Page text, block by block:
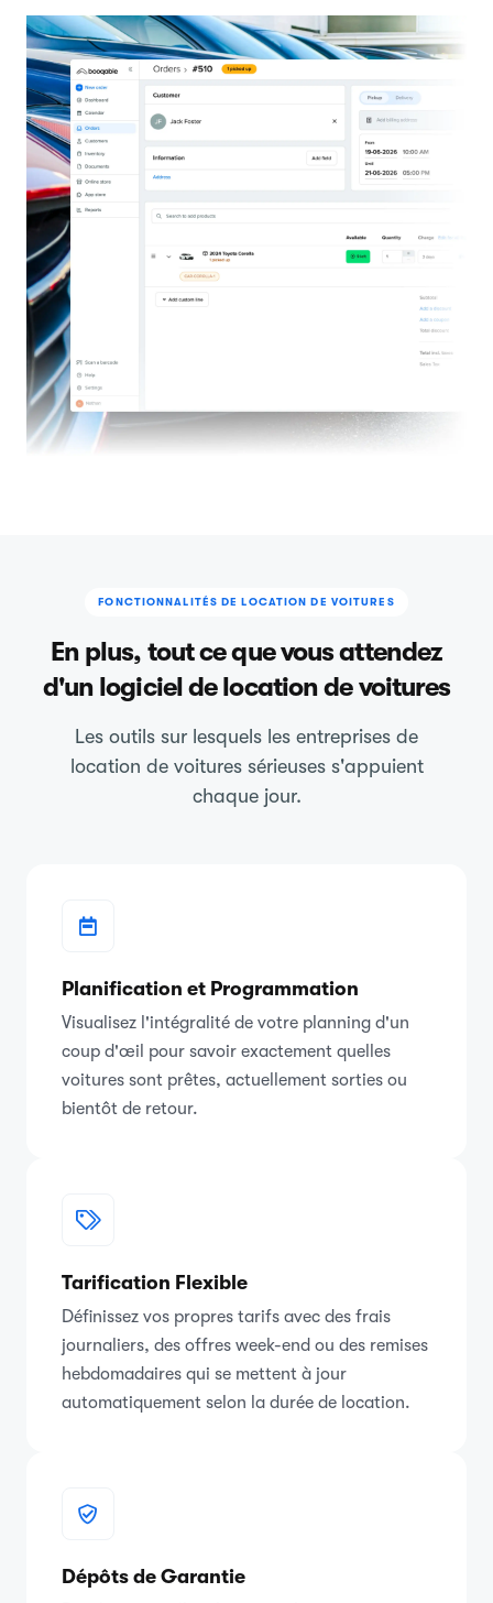
FONCTIONNALITÉS DE LOCATION DE VOITURES
En plus, tout ce que vous attendez
d'un logiciel de location de voitures
Les outils sur lesquels les entreprises de
location de voitures sérieuses s'appuient
chaque jour.
Planification et Programmation
Visualisez l'intégralité de votre planning d'un
coup d'œil pour savoir exactement quelles
voitures sont prêtes, actuellement sorties ou
bientôt de retour.
Tarification Flexible
Définissez vos propres tarifs avec des frais
journaliers, des offres week-end ou des remises
hebdomadaires qui se mettent à jour
automatiquement selon la durée de location.
Dépôts de Garantie